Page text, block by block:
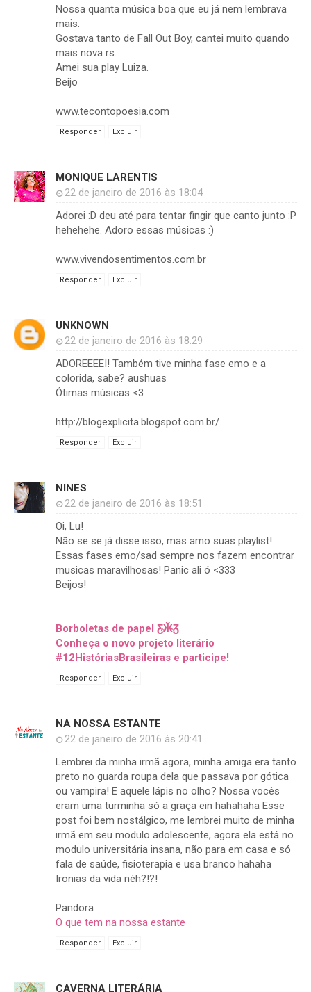
Nossa quanta música boa que eu já nem lembrava
mais.
Gostava tanto de Fall Out Boy, cantei muito quando
mais nova rs.
Amei sua play Luiza.
Beijo
www.tecontopoesia.com
Responder Excluir
MONIQUE LARENTIS
22 de janeiro de 2016 às 18:04
Adorei :D deu até para tentar fingir que canto junto :P
hehehehe. Adoro essas músicas :)
www.vivendosentimentos.com.br
Responder Excluir
UNKNOWN
22 de janeiro de 2016 às 18:29
ADOREEEEI! Também tive minha fase emo e a
colorida, sabe? aushuas
Ótimas músicas <3
http://blogexplicita.blogspot.com.br/
Responder Excluir
NINES
22 de janeiro de 2016 às 18:51
Oi, Lu!
Não se se já disse isso, mas amo suas playlist!
Essas fases emo/sad sempre nos fazem encontrar
musicas maravilhosas! Panic ali ó <333
Beijos!
Borboletas de papel Ƹ̴Ӂ̴Ʒ
Conheça o novo projeto literário
#12HistóriasBrasileiras e participe!
Responder Excluir
NA NOSSA ESTANTE
22 de janeiro de 2016 às 20:41
Lembrei da minha irmã agora, minha amiga era tanto
preto no guarda roupa dela que passava por gótica
ou vampira! E aquele lápis no olho? Nossa vocês
eram uma turminha só a graça ein hahahaha Esse
post foi bem nostálgico, me lembrei muito de minha
irmã em seu modulo adolescente, agora ela está no
modulo universitária insana, não para em casa e só
fala de saúde, fisioterapia e usa branco hahaha
Ironias da vida néh?!?!
Pandora
O que tem na nossa estante
Responder Excluir
CAVERNA LITERÁRIA